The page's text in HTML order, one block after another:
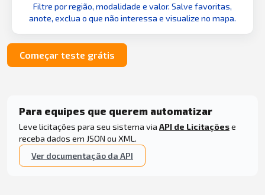
Filtre por região, modalidade e valor. Salve favoritas,
anote, exclua o que não interessa e visualize no mapa.
Começar teste grátis
Para equipes que querem automatizar
Leve licitações para seu sistema via API de Licitaçõese
receba dados em JSON ou XML.
Ver documentação da API